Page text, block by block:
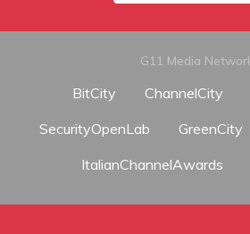
G11 Media
BitCity ChannelCity
SecurityOpenLab
GreenCity
ItalianChannelAwards